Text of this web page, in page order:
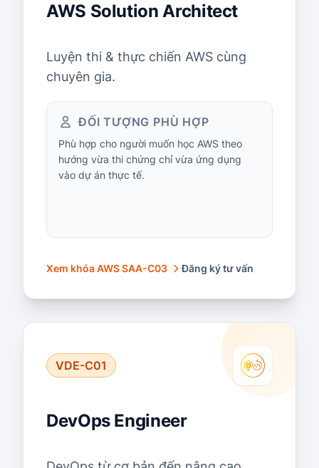
AWS Solution Architect
Luyện thi & thực chiến AWS cùng
chuyên gia.
ĐỐI TƯỢNG PHÙ HỢP
Phù hợp cho người muốn học AWS theo
hướng vừa thi chứng chỉ vừa ứng dụng
vào dự án thực tế.
Xem khóa AWS SAA-C03 Đăng ký tư vấn
VDE-C01
DevOps Engineer